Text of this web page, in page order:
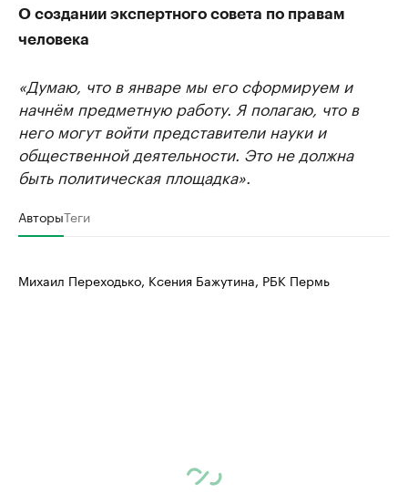
О создании экспертного совета по правам
человека
«Думаю, что в январе мы его сформируем и
начнём предметную работу. Я полагаю, что в
него могут войти представители науки и
общественной деятельности. Это не должна
быть политическая площадка».
АвторыТеги
Михаил Переходько, Ксения Бажутина, РБК Пермь